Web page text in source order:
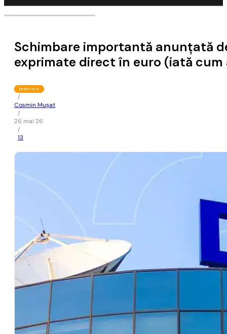
Schimbare importantă anunţată
exprimate direct în euro (iată
Retelistica
/
Cosmin Mușat
/
26 mai 26
/
13